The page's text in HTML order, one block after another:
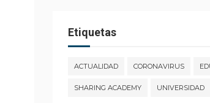
Etiquetas
ACTUALIDAD CORONAVIRUS
SHARING ACADEMY UNIVERSIDAD